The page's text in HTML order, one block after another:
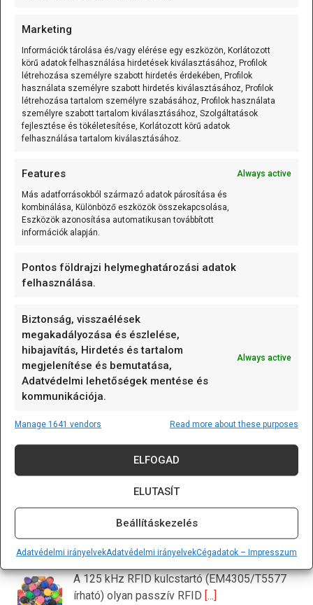
Marketing
Információk tárolása és/vagy elérése egy eszközön, Korlátozott
körű adatok felhasználása hirdetések kiválasztásához, Profilok
létrehozása személyre szabott hirdetés érdekében, Profilok
használata személyre szabott hirdetés kiválasztásához, Profilok
létrehozása tartalom személyre szabásához, Profilok használata
személyre szabott tartalom kiválasztásához, Szolgáltatások
fejlesztése és tökéletesítése, Korlátozott körű adatok
felhasználása tartalom kiválasztásához.
Features Always active
Más adatforrásokból származó adatok párosítása és
kombinálása, Különböző eszközök összekapcsolása,
Eszközök azonosítása automatikusan továbbított
információk alapján.
Pontos földrajzi helymeghatározási adatok
felhasználása.
Biztonság, visszaélések
megakadályozása és észlelése,
hibajavítás, Hirdetés és tartalom
megjelenítése és bemutatása,
Adatvédelmi lehetőségek mentése és
kommunikációja.
Always active
Manage 1641 vendors Read more about these purposes
ELFOGAD
ELUTASÍT
Beállításkezelés
Adatvédelmi irányelvekAdatvédelmi irányelvekCégadatok – Impresszum
125 kHz RFID kulcstartó (EM4305/T5577 írható) Fehér
A 125 kHz RFID kulcstartó (EM4305/T5577
írható) olyan passzív RFID[...]
A Mozgásérzékelős MP3 lejátszó
mozgásérzékelésre induló[...]
A K-típusú szerelt hőmérő (0...600C;
variálható kábelhossz) olyan mérőelem,
K-típusú szerelt hőmérő (0…600 °C) 1m
A K-típusú szerelt hőmérő (0...600C;
variálható kábelhossz) olyan mérőelem,
amely
K-típusú szerelt hőmérő (0…600 °C) 0.5m
A K-típusú szerelt hőmérő (0...600C;
variálható kábelhossz) olyan mérőelem,
125 kHz RFID kulcstartó (EM4305/T5577 írható)
Vegyes/Mixed
A 125 kHz RFID kulcstartó (EM4305/T5577
írható) olyan passzív RFID [...]